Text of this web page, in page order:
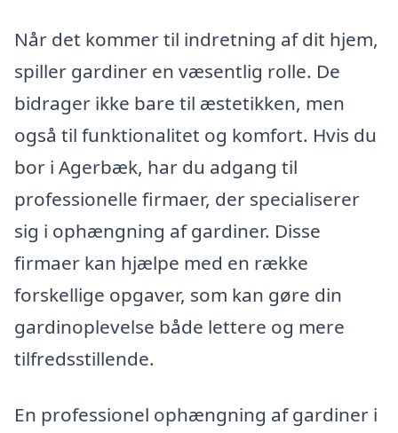
Når det kommer til indretning af dit hjem,
spiller gardiner en væsentlig rolle. De
bidrager ikke bare til æstetikken, men
også til funktionalitet og komfort. Hvis du
bor i Agerbæk, har du adgang til
professionelle firmaer, der specialiserer
sig i ophængning af gardiner. Disse
firmaer kan hjælpe med en række
forskellige opgaver, som kan gøre din
gardinoplevelse både lettere og mere
tilfredsstillende.
En professionel ophængning af gardiner i